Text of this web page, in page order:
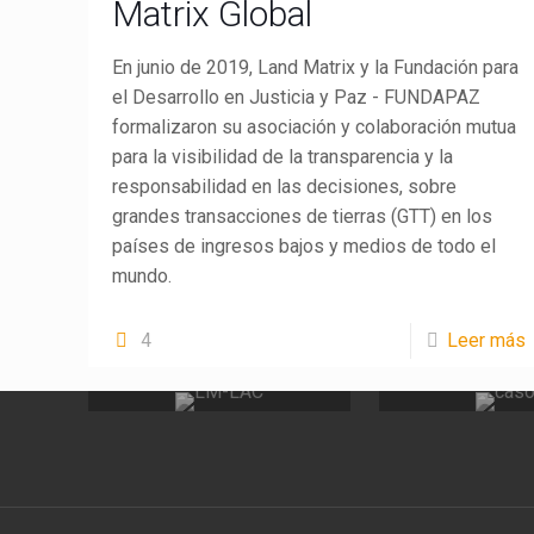
Matrix Global
En junio de 2019, Land Matrix y la Fundación para
el Desarrollo en Justicia y Paz - FUNDAPAZ
formalizaron su asociación y colaboración mutua
para la visibilidad de la transparencia y la
responsabilidad en las decisiones, sobre
grandes transacciones de tierras (GTT) en los
países de ingresos bajos y medios de todo el
mundo.
4 Leer más
LandMatrix